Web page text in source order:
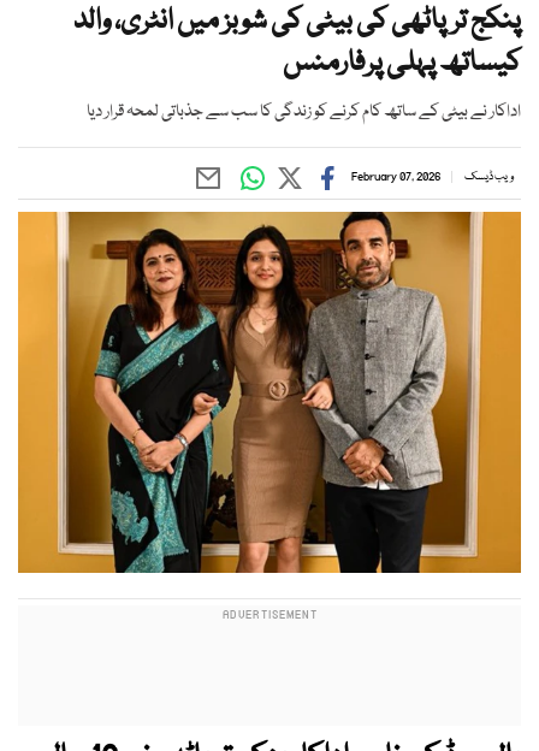
پنکج ترپاٹھی کی بیٹی کی شوبز میں انٹری، والد
کیساتھ پہلی پرفارمنس
اداکار نے بیٹی کے ساتھ کام کرنے کو زندگی کا سب سے جذباتی لمحہ قرار دیا
ویب ڈیسک February 07, 2026